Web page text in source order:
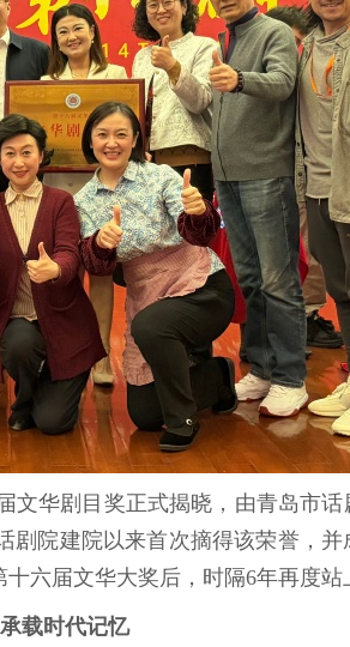
华剧目奖正式揭晓，由青岛市话
院建院以来首次摘得该荣誉，
六届文华大奖后，时隔6年再度站
载时代记忆